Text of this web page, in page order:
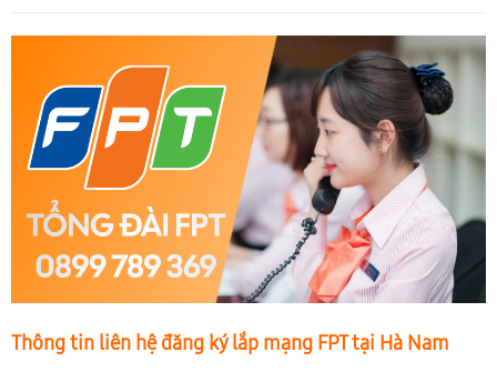
Thông tin liên hệ đăng ký lắp mạng FPT tại Hà Nam